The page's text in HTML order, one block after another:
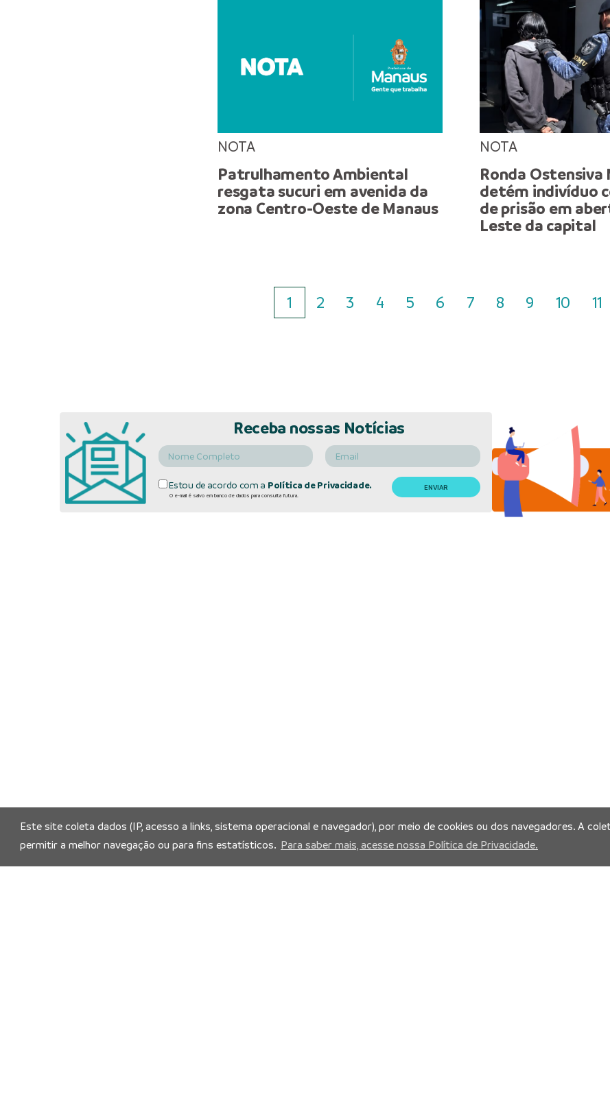
NOTA
Patrulhamento Ambiental
resgata sucuri em avenida da
zona Centro-Oeste de Manaus
NOTA
Ronda Ostensiva
detém indivíduo
de prisão em
Leste da capital
1 2 3 4 5 6 7 8 9 10 11
Receba nossas Notícias
Estou de acordo com a Política de Privacidade.
O e-mail é salvo em banco de dados para consulta futura.
Este site coleta dados (IP, acesso a links, sistema operacional e navegador), por meio de cookies ou dos navegadores. A
permitir a melhor navegação ou para fins estatísticos. Para saber mais, acesse nossa Política de Privacidade.